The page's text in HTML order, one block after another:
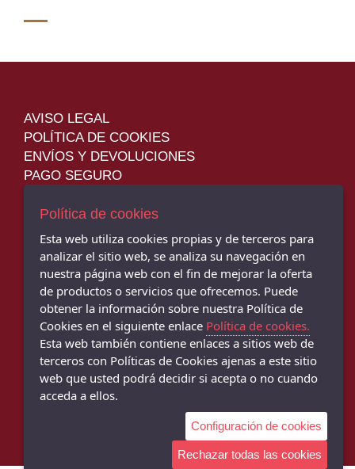
AVISO LEGAL
POLÍTICA DE COOKIES
ENVÍOS Y DEVOLUCIONES
PAGO SEGURO
JM SPORT - TIENDA DE DEPORTES - C/ Cervantes, 31, Montoro -
14600 (Córdoba)
957 893 257
ZAPATERÍA MARÍN MONTORO - C/ Cervantes, 34, Montoro - 14600
(Córdoba)
957 160 453
ZAPATERÍA MARÍN BUJALANCE - C/ García Lorca, 14, Bujalance -
14650 (Córdoba)
957 170 229
Política de cookies
Esta web utiliza cookies propias y de terceros para
analizar el sitio web, se analiza su navegación en
nuestra página web con el fin de mejorar la oferta
de productos o servicios que ofrecemos. Puede
obtener la información sobre nuestra Política de
Cookies en el siguiente enlace Política de cookies.
Esta web también contiene enlaces a sitios web de
terceros con Políticas de Cookies ajenas a este sitio
web que usted podrá decidir si acepta o no cuando
acceda a ellos.
Configuración de cookies
Rechazar todas las cookies